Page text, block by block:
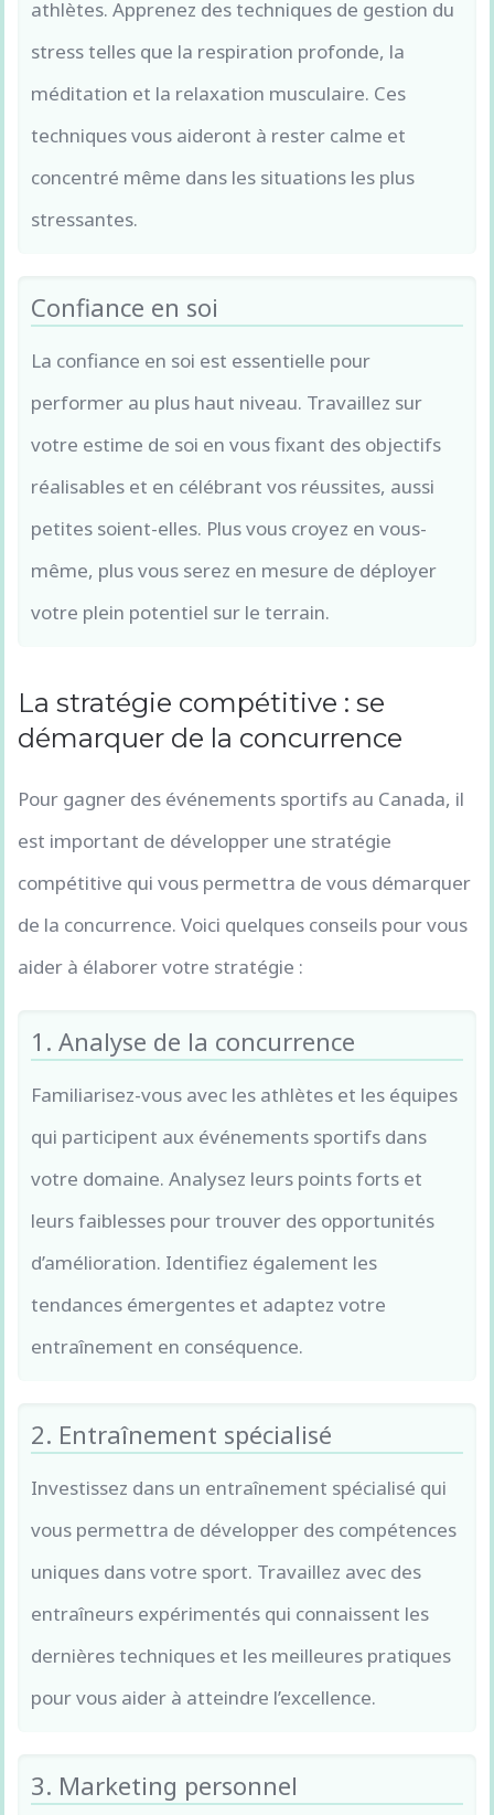
athlètes. Apprenez des techniques de gestion du
stress telles que la respiration profonde, la
méditation et la relaxation musculaire. Ces
techniques vous aideront à rester calme et
concentré même dans les situations les plus
stressantes.
Confiance en soi
La confiance en soi est essentielle pour
performer au plus haut niveau. Travaillez sur
votre estime de soi en vous fixant des objectifs
réalisables et en célébrant vos réussites, aussi
petites soient-elles. Plus vous croyez en vous-
même, plus vous serez en mesure de déployer
votre plein potentiel sur le terrain.
La stratégie compétitive : se
démarquer de la concurrence
Pour gagner des événements sportifs au Canada, il
est important de développer une stratégie
compétitive qui vous permettra de vous démarquer
de la concurrence. Voici quelques conseils pour vous
aider à élaborer votre stratégie :
1. Analyse de la concurrence
Familiarisez-vous avec les athlètes et les équipes
qui participent aux événements sportifs dans
votre domaine. Analysez leurs points forts et
leurs faiblesses pour trouver des opportunités
d’amélioration. Identifiez également les
tendances émergentes et adaptez votre
entraînement en conséquence.
2. Entraînement spécialisé
Investissez dans un entraînement spécialisé qui
vous permettra de développer des compétences
uniques dans votre sport. Travaillez avec des
entraîneurs expérimentés qui connaissent les
dernières techniques et les meilleures pratiques
pour vous aider à atteindre l’excellence.
3. Marketing personnel